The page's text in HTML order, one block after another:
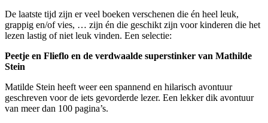
De laatste tijd zijn er veel boeken verschenen die én heel leuk,
grappig en/of vies, … zijn én die geschikt zijn voor kinderen die het
lezen lastig of niet leuk vinden. Een selectie:
Peetje en Flieflo en de verdwaalde superstinker van Mathilde
Stein
Matilde Stein heeft weer een spannend en hilarisch avontuur
geschreven voor de iets gevorderde lezer. Een lekker dik avontuur
van meer dan 100 pagina’s.